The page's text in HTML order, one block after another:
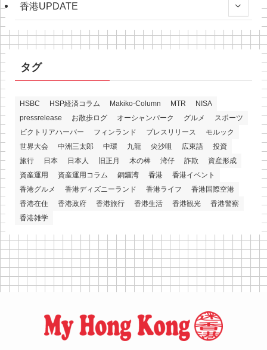
香港UPDATE
タグ
HSBC HSP経済コラム Makiko-Column MTR
NISA
pressrelease
お散歩ログ オーシャンパーク グルメ
スポーツ
ビクトリアハーバー
フィンランド プレスリリース
モルック
世界大会
中洲三太郎 中環 九龍 尖沙咀 広東語
投資
旅行
日本 日本人 旧正月 木の棒 湾仔 詐欺
資産形成
資産運用
資産運用コラム 銅鑼湾 香港
香港イベント
香港グルメ
香港ディズニーランド 香港ライフ
香港国際空港
香港在住
香港政府 香港旅行 香港生活 香港観光
香港警察
香港雑学